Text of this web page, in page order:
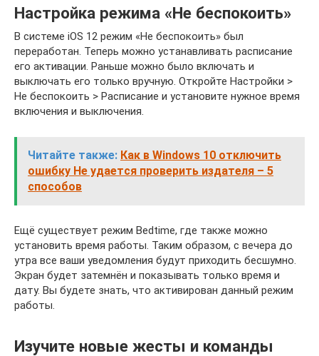
Настройка режима «Не беспокоить»
В системе iOS 12 режим «Не беспокоить» был
переработан. Теперь можно устанавливать расписание
его активации. Раньше можно было включать и
выключать его только вручную. Откройте Настройки >
Не беспокоить > Расписание и установите нужное время
включения и выключения.
Читайте также: Как в Windows 10 отключить
ошибку Не удается проверить издателя – 5
способов
Ещё существует режим Bedtime, где также можно
установить время работы. Таким образом, с вечера до
утра все ваши уведомления будут приходить бесшумно.
Экран будет затемнён и показывать только время и
дату. Вы будете знать, что активирован данный режим
работы.
Изучите новые жесты и команды